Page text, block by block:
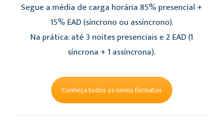
Segue a média de carga horária 85% presencial +
15% EAD (síncrono ou assíncrono).
Na prática: até 3 noites presenciais e 2 EAD (1
síncrona + 1 assíncrona).
Conheça todos os novos formatos